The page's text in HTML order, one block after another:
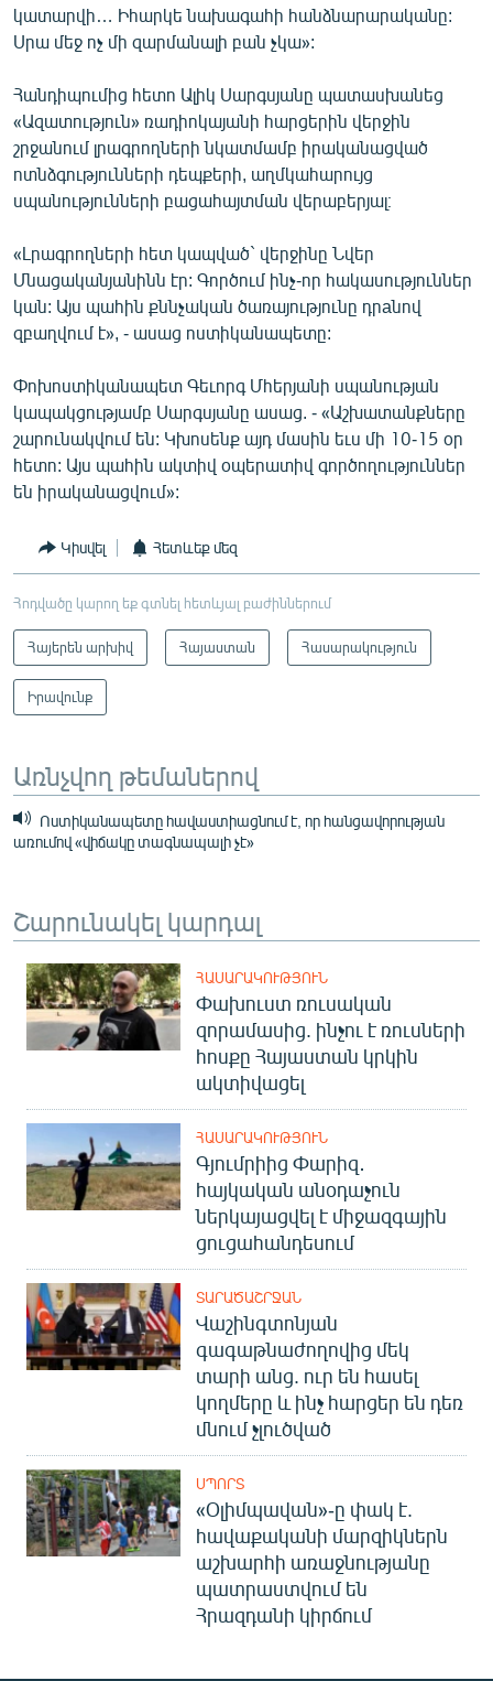
կատարվի… Իհարկե նախագահի հանձնարարականը:
Սրա մեջ ոչ մի զարմանալի բան չկա»:
Հանդիպումից հետո Ալիկ Սարգսյանը պատասխանեց
«Ազատություն» ռադիոկայանի հարցերին վերջին
շրջանում լրագրողների նկատմամբ իրականացված
ոտնձգությունների դեպքերի, աղմկահարույց
սպանությունների բացահայտման վերաբերյալ։
«Լրագրողների հետ կապված` վերջինը Նվեր
Մնացականյանինն էր: Գործում ինչ-որ հակասություններ
կան: Այս պահին քննչական ծառայությունը դրaնով
զբաղվում է», - ասաց ոստիկանապետը:
Փոխոստիկանապետ Գեւորգ Մհերյանի սպանության
կապակցությամբ Սարգսյանը ասաց. - «Աշխատանքները
շարունակվում են: Կխոսենք այդ մասին եւս մի 10-15 օր
հետո: Այս պահին ակտիվ օպերատիվ գործողություններ
են իրականացվում»:
Կիսվել Հետևեք մեզ
Հոդվածը կարող եք գտնել հետևյալ բաժիններում
Հայերեն արխիվ Հայաստան Հասարակություն
Իրավունք
Առնչվող թեմաներով
Ոստիկանապետը հավաստիացնում է, որ հանցավորության
առումով «վիճակը տագնապալի չէ»
Շարունակել կարդալ
ՀԱՍԱՐԱԿՈՒԹՅՈՒՆ
Փախուստ ռուսական
զորամասից. ինչու է ռուսների
հոսքը Հայաստան կրկին
ակտիվացել
ՀԱՍԱՐԱԿՈՒԹՅՈՒՆ
Գյումրիից Փարիզ․
հայկական անօդաչուն
ներկայացվել է միջազգային
ցուցահանդեսում
ՏԱՐԱԾԱՇՐՋԱՆ
Վաշինգտոնյան
գագաթնաժողովից մեկ
տարի անց. ուր են հասել
կողմերը և ինչ հարցեր են դեռ
մնում չլուծված
ՍՊՈՐՏ
«Օլիմպավան»-ը փակ է.
հավաքականի մարզիկներն
աշխարհի առաջնությանը
պատրաստվում են
Հրազդանի կիրճում